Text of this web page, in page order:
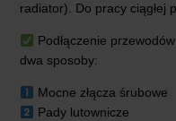
radiator). Do pracy ciągłej
Podłączenie
dwa sposoby:
Mocne złącza śrubowe
Pady lutownicze